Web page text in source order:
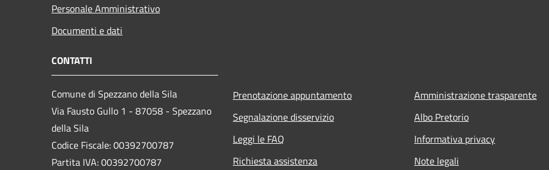
Personale Amministrativo
Documenti e dati
CONTATTI
Comune di Spezzano della Sila
Via Fausto Gullo 1 - 87058 - Spezzano
della Sila
Codice Fiscale: 00392700787
Partita IVA: 00392700787
Prenotazione appuntamento
Segnalazione disservizio
Leggi le FAQ
Richiesta assistenza
Amministrazione trasparente
Albo Pretorio
Informativa privacy
Note legali